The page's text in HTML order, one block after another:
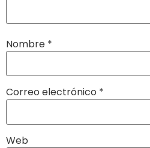
Nombre *
Correo electrónico *
Web